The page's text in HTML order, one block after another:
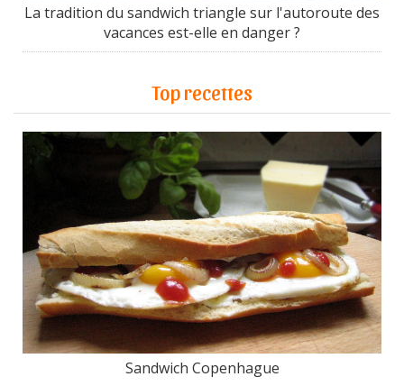
La tradition du sandwich triangle sur l'autoroute des
vacances est-elle en danger ?
Top recettes
Sandwich Copenhague